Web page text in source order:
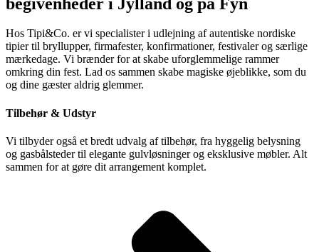
Hos Tipi&Co. er vi specialister i udlejning af autentiske nordiske
tipier til bryllupper, firmafester, konfirmationer, festivaler og særlige
mærkedage. Vi brænder for at skabe uforglemmelige rammer
omkring din fest. Lad os sammen skabe magiske øjeblikke, som du
og dine gæster aldrig glemmer.
Tilbehør & Udstyr
Vi tilbyder også et bredt udvalg af tilbehør, fra hyggelig belysning
og gasbålsteder til elegante gulvløsninger og eksklusive møbler. Alt
sammen for at gøre dit arrangement komplet.